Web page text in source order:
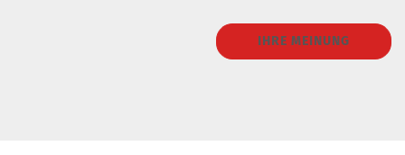
IHRE MEINUNG